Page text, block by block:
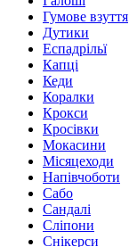
Гумове взуття
Дутики
Еспадрільї
Капці
Кеди
Коралки
Крокси
Кросівки
Мокасини
Місяцеходи
Напівчоботи
Сабо
Сандалі
Сліпони
Снікерси